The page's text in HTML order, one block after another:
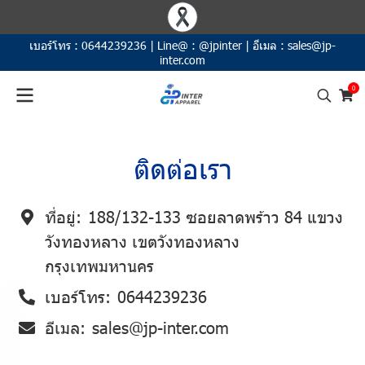
เบอร์โทร : 0644239236 | Line@ : @jpinter | อีเมล : sales@jp-
inter.com
0
ติดต่อเรา
ที่อยู่: 188/132-133 ซอยลาดพร้าว 84 แขวง
วังทองหลาง เขตวังทองหลาง
กรุงเทพมหานคร
เบอร์โทร: 0644239236
อีเมล: sales@jp-inter.com